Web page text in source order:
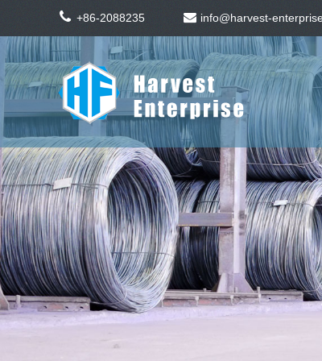
+86-2088235 info@harvest-